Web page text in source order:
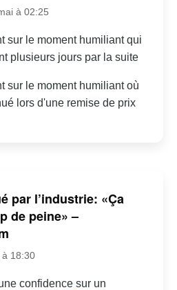
à 02:25
sur le moment humiliant qui
plusieurs jours par la suite
sur le moment humiliant où
lors d'une remise de prix
par l’industrie: «Ça
de peine» –
à 18:30
confidence sur un